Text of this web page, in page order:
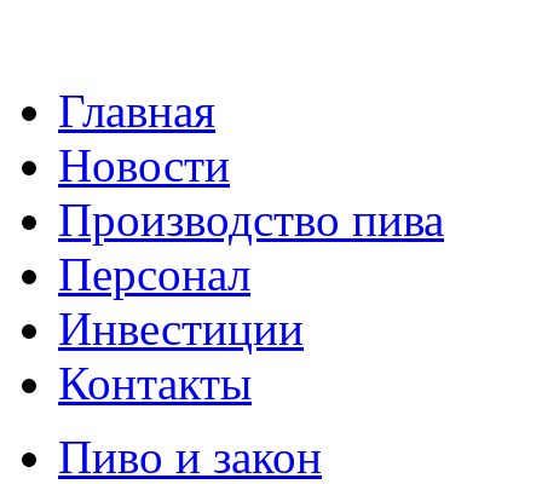
Главная
Новости
Производство пива
Персонал
Инвестиции
Контакты
Пиво и закон